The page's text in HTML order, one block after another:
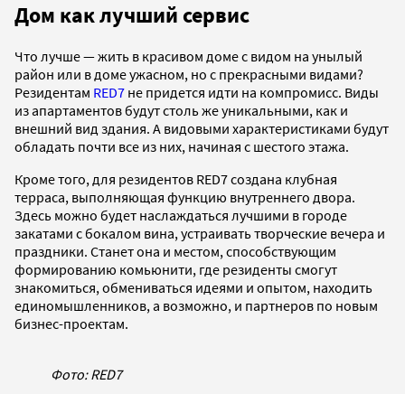
Дом как лучший сервис
Что лучше — жить в красивом доме с видом на унылый
район или в доме ужасном, но с прекрасными видами?
Резидентам RED7 не придется идти на компромисс. Виды
из апартаментов будут столь же уникальными, как и
внешний вид здания. А видовыми характеристиками будут
обладать почти все из них, начиная с шестого этажа.
Кроме того, для резидентов RED7 создана клубная
терраса, выполняющая функцию внутреннего двора.
Здесь можно будет наслаждаться лучшими в городе
закатами с бокалом вина, устраивать творческие вечера и
праздники. Станет она и местом, способствующим
формированию комьюнити, где резиденты смогут
знакомиться, обмениваться идеями и опытом, находить
единомышленников, а возможно, и партнеров по новым
бизнес-проектам.
Фото: RED7